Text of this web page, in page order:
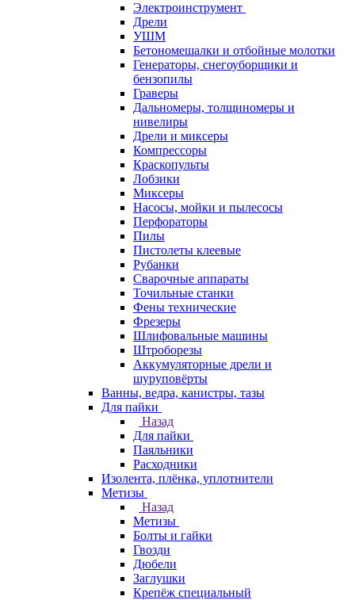
Электроинструмент
Дрели
УШМ
Бетономешалки и отбойные молотки
Генераторы, снегоуборщики и
бензопилы
Граверы
Дальномеры, толщиномеры и
нивелиры
Дрели и миксеры
Компрессоры
Краскопульты
Лобзики
Миксеры
Насосы, мойки и пылесосы
Перфораторы
Пилы
Пистолеты клеевые
Рубанки
Сварочные аппараты
Точильные станки
Фены технические
Фрезеры
Шлифовальные машины
Штроборезы
Аккумуляторные дрели и
шуруповёрты
Ванны, ведра, канистры, тазы
Для пайки
Назад
Для пайки
Паяльники
Расходники
Изолента, плёнка, уплотнители
Метизы
Назад
Метизы
Болты и гайки
Гвозди
Дюбели
Заглушки
Крепёж специальный